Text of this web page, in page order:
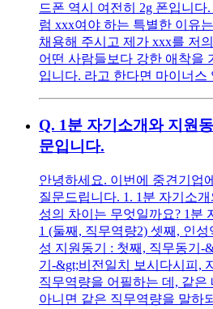
드폰 역시 여전히 2g 폰입니다
럼 xxx여야 하는 특별한 이유
채용해 주시고 제가 xxx를 저
어떤 사람들보다 강한 애착을
입니다. 라고 한다면 마이너스
Q. 1분 자기소개와 지원
문입니다.
안녕하세요. 이번에 중견기업
질문드립니다. 1. 1분 자기소
성의 차이는 무엇일까요? 1분
1 (둘째, 직무역량2) 셋째, 인
성 지원동기 : 첫째, 직무동기-
기-&gt;비전일치 보시다시피,
직무역량을 어필하는 데, 같은
아니면 같은 직무역량을 말하